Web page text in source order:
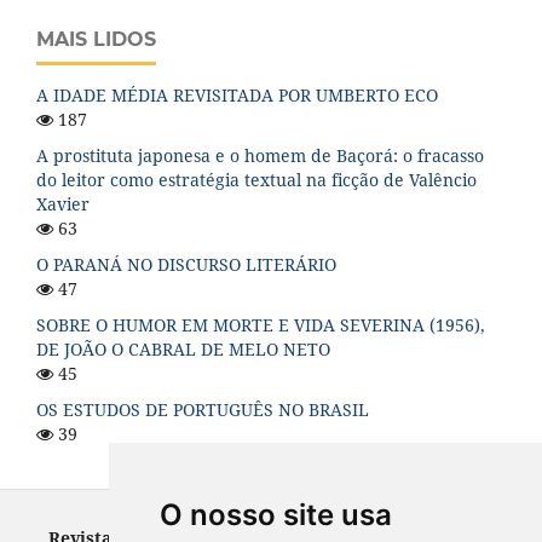
O nosso site usa
MAIS LIDOS
A IDADE MÉDIA REVISITADA POR UMBERTO ECO
187
A prostituta japonesa e o homem de Baçorá: o fracasso
do leitor como estratégia textual na ficção de Valêncio
Xavier
63
O PARANÁ NO DISCURSO LITERÁRIO
47
SOBRE O HUMOR EM MORTE E VIDA SEVERINA (1956),
DE JOÃO O CABRAL DE MELO NETO
45
OS ESTUDOS DE PORTUGUÊS NO BRASIL
39
Revista Letras - ISSN 0100-0888 (versão impressa) e